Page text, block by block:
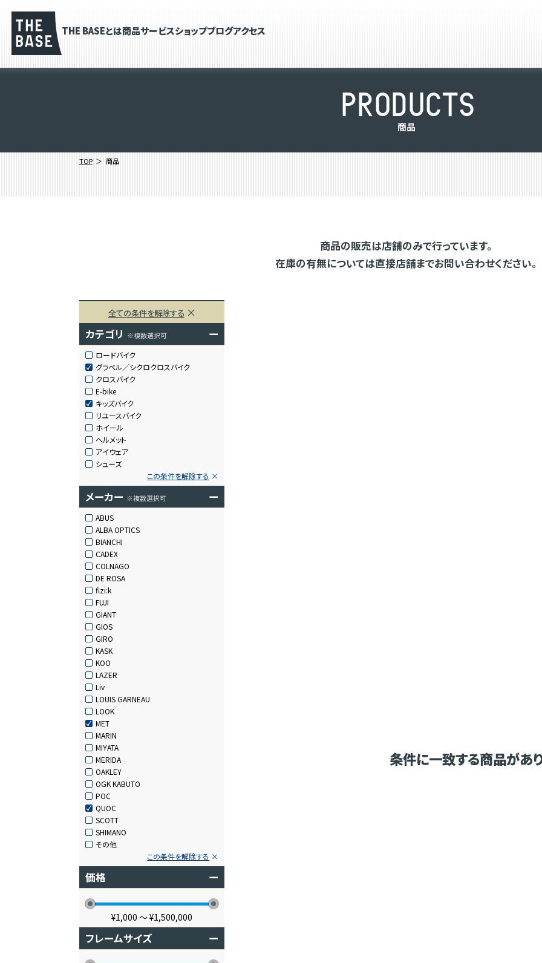
THE BASEとは商品サービスショップブログアクセス
PRODUCTS
商品
TOP 商品
商品の販売は店舗のみで行っています。
在庫の有無については直接店舗までお問い合わせください。
全ての条件を解除する
カテゴリ ※複数選択可 ー
ロードバイク
グラベル／シクロクロスバイク
クロスバイク
E-bike
キッズバイク
リユースバイク
ホイール
ヘルメット
アイウェア
シューズ
この条件を解除する
メーカー ※複数選択可 ー
ABUS
ALBA OPTICS
BIANCHI
CADEX
COLNAGO
DE ROSA
fizi:k
FUJI
GIANT
GIOS
GIRO
KASK
KOO
LAZER
Liv
LOUIS GARNEAU
LOOK
MET
MARIN
MIYATA
MERIDA
OAKLEY
OGK KABUTO
POC
QUOC
SCOTT
SHIMANO
その他
この条件を解除する
価格 ー
¥1,000 〜¥1,500,000
フレームサイズ ー
条件に一致する商品があ